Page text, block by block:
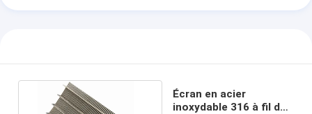
Écran en acier
inoxydable 316 à fil de